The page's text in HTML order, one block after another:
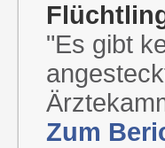
"Es gibt
Zum